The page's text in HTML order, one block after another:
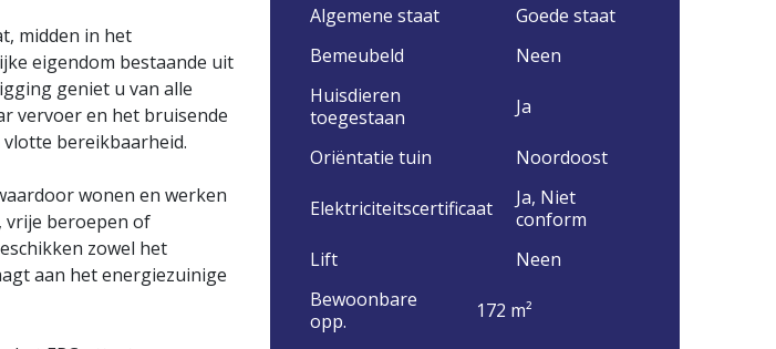
midden in het
eigendom bestaande uit
geniet u van alle
vervoer en het bruisende
bereikbaarheid.
wonen en werken
vrije beroepen of
zowel het
aan het energiezuinige
Algemene staat
Goede staat
Bemeubeld
Neen
Huisdieren
toegestaan
Ja
Oriëntatie tuin Noordoost
Elektriciteitscertificaat
Ja, Niet
conform
Lift
Neen
Bewoonbare
opp.
172 m²